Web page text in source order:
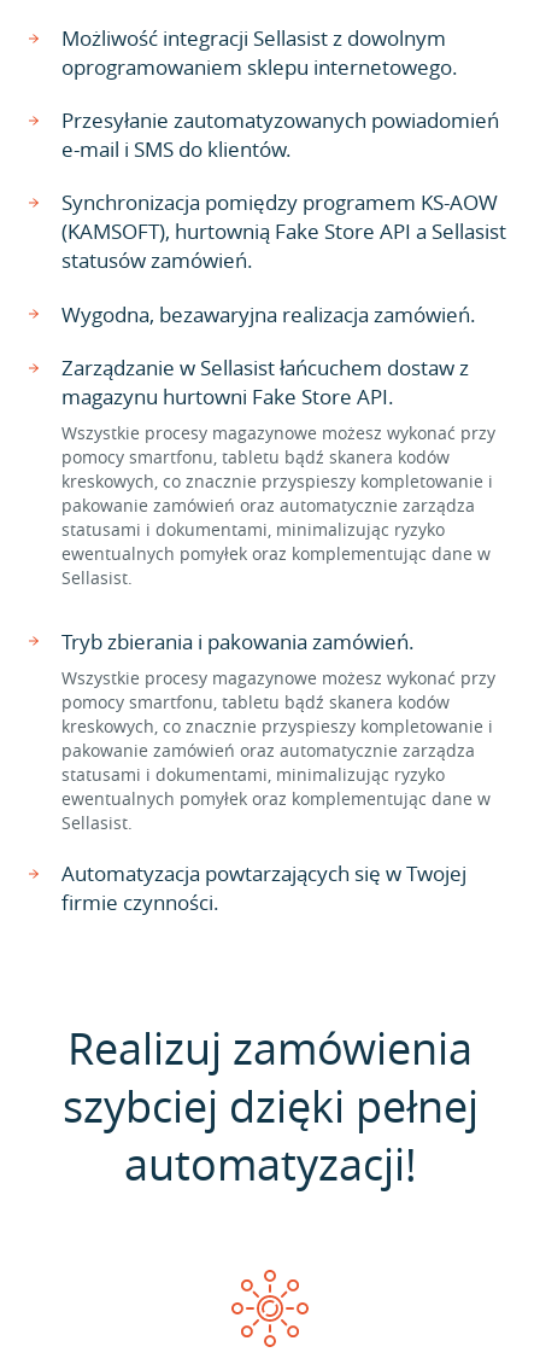
Możliwość integracji Sellasist z dowolnym
oprogramowaniem sklepu internetowego.
Przesyłanie zautomatyzowanych powiadomień
e-mail i SMS do klientów.
Synchronizacja pomiędzy programem KS-AOW
(KAMSOFT), hurtownią Fake Store API a Sellasist
statusów zamówień.
Wygodna, bezawaryjna realizacja zamówień.
Zarządzanie w Sellasist łańcuchem dostaw z
magazynu hurtowni Fake Store API.
Wszystkie procesy magazynowe możesz wykonać przy
pomocy smartfonu, tabletu bądź skanera kodów
kreskowych, co znacznie przyspieszy kompletowanie i
pakowanie zamówień oraz automatycznie zarządza
statusami i dokumentami, minimalizując ryzyko
ewentualnych pomyłek oraz komplementując dane w
Sellasist.
Tryb zbierania i pakowania zamówień.
Wszystkie procesy magazynowe możesz wykonać przy
pomocy smartfonu, tabletu bądź skanera kodów
kreskowych, co znacznie przyspieszy kompletowanie i
pakowanie zamówień oraz automatycznie zarządza
statusami i dokumentami, minimalizując ryzyko
ewentualnych pomyłek oraz komplementując dane w
Sellasist.
Automatyzacja powtarzających się w Twojej
firmie czynności.
Realizuj zamówienia
szybciej dzięki pełnej
automatyzacji!